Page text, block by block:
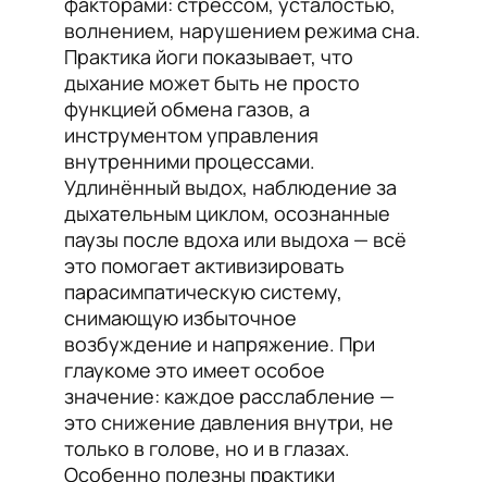
волнением, нарушением режима сна.
Практика йоги показывает, что
дыхание может быть не просто
функцией обмена газов, а
инструментом управления
внутренними процессами.
Удлинённый выдох, наблюдение за
дыхательным циклом, осознанные
паузы после вдоха или выдоха — всё
это помогает активизировать
парасимпатическую систему,
снимающую избыточное
возбуждение и напряжение. При
глаукоме это имеет особое
значение: каждое расслабление —
это снижение давления внутри, не
только в голове, но и в глазах.
Особенно полезны практики